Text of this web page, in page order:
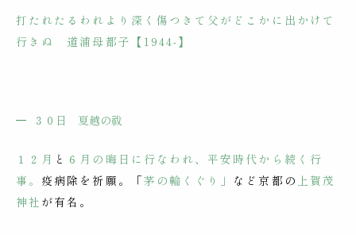
打たれたるわれより深く傷つきて父がどこかに出かけて
行きぬ 道浦母都子【1944-】
３０日 夏越の祓
１２月 と ６月の 晦日 に行なわれ、平安時代から続く行
事。 疫病除を祈願。「茅の輪くぐり」 など京都の 上賀茂
神社 が有名。